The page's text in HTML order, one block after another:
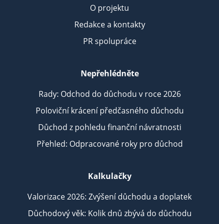
O projektu
Redakce a kontakty
PR spolupráce
Nepřehlédněte
Rady: Odchod do důchodu v roce 2026
Poloviční krácení předčasného důchodu
Důchod z pohledu finanční návratnosti
Přehled: Odpracované roky pro důchod
Kalkulačky
Valorizace 2026: Zvýšení důchodu a doplatek
Důchodový věk: Kolik dnů zbývá do důchodu